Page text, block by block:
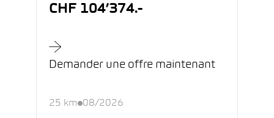
CHF 104’374.-
Demander une offre maintenant
25 km 08/2026